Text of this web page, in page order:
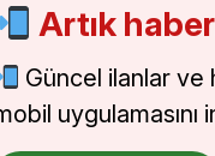
Artık
Güncel ilanlar
uygulamasını